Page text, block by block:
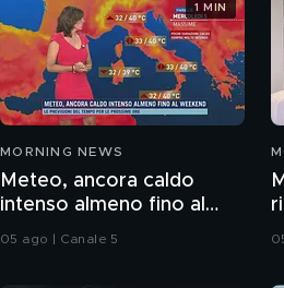
MORNING NEWS
Meteo, ancora caldo
intenso almeno fino al
weekend
05 ago | Canale 5
1 MIN